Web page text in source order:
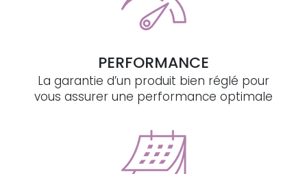
PERFORMANCE
La garantie d’un produit bien réglé pour
vous assurer une performance optimale